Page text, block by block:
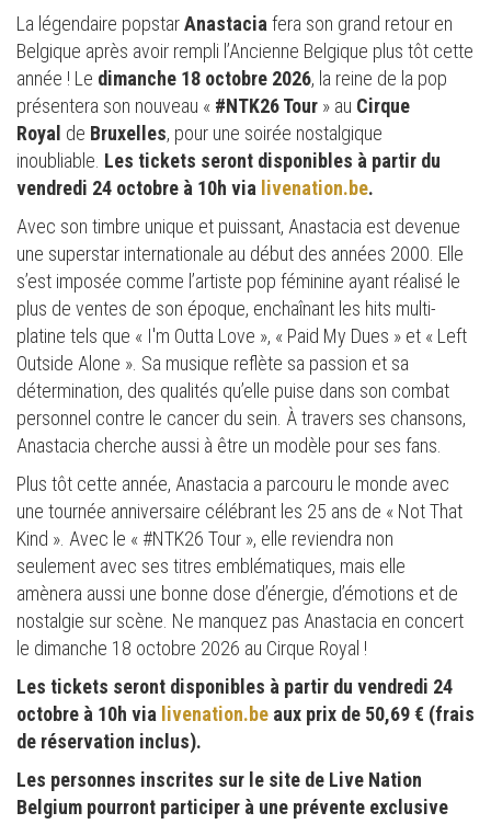
La légendaire popstarAnastacia fera son grand retour en
Belgique après avoir rempli l’Ancienne Belgique plus tôt cette
année ! Le dimanche 18 octobre 2026, la reine de la pop
présentera son nouveau « #NTK26 Tour » au Cirque
Royal de Bruxelles, pour une soirée nostalgique
inoubliable. Les tickets seront disponibles à partir du
vendredi 24 octobre à 10h via livenation.be.
Avec son timbre unique et puissant, Anastacia est devenue
une superstar internationale au début des années 2000. Elle
s’est imposée comme l’artiste pop féminine ayant réalisé le
plus de ventes de son époque, enchaînant les hits multi-
platine tels que « I'm Outta Love », « Paid My Dues » et « Left
Outside Alone ». Sa musique reflète sa passion et sa
détermination, des qualités qu’elle puise dans son combat
personnel contre le cancer du sein. À travers ses chansons,
Anastacia cherche aussi à être un modèle pour ses fans.
Plus tôt cette année, Anastacia a parcouru le monde avec
une tournée anniversaire célébrant les 25 ans de « Not That
Kind ». Avec le « #NTK26 Tour », elle reviendra non
seulement avec ses titres emblématiques, mais elle
amènera aussi une bonne dose d’énergie, d’émotions et de
nostalgie sur scène. Ne manquez pas Anastacia en concert
le dimanche 18 octobre 2026 au Cirque Royal !
Les tickets seront disponibles à partir du vendredi 24
octobre à 10h via livenation.be aux prix de 50,69 € (frais
de réservation inclus).
Les personnes inscrites sur le site de Live Nation
Belgium pourront participer à une prévente exclusive